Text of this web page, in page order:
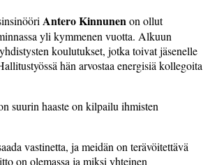
Antero Kinnunenon ollut
yli kymmenen vuotta. Alkuun
koulutukset, jotka toivat jäsenelle
hän arvostaa energisiä kollegoita
suurin haaste on kilpailu ihmisten
vastinetta, ja meidän on terävöitettävä
on olemassa ja miksi yhteinen